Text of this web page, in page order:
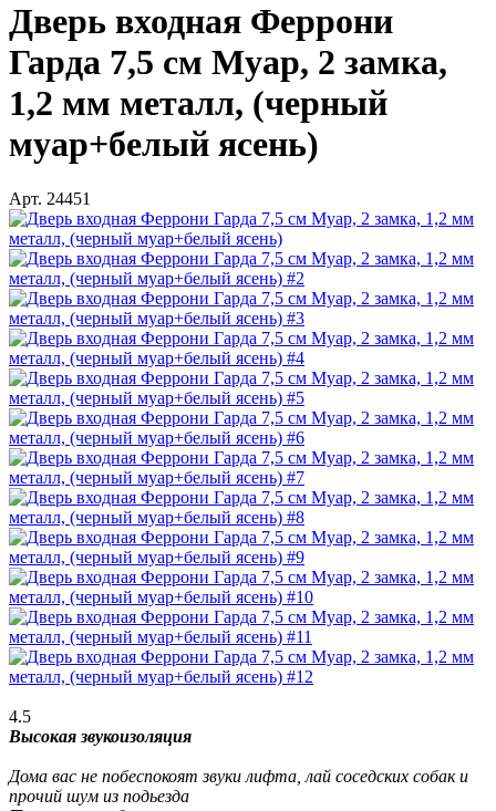
Дверь входная Феррони
Гарда 7,5 см Муар, 2 замка,
1,2 мм металл, (черный
муар+белый ясень)
Арт. 24451
4.5
Высокая звукоизоляция
Дома вас не побеспокоят звуки лифта, лай соседских собак и
прочий шум из подьезда